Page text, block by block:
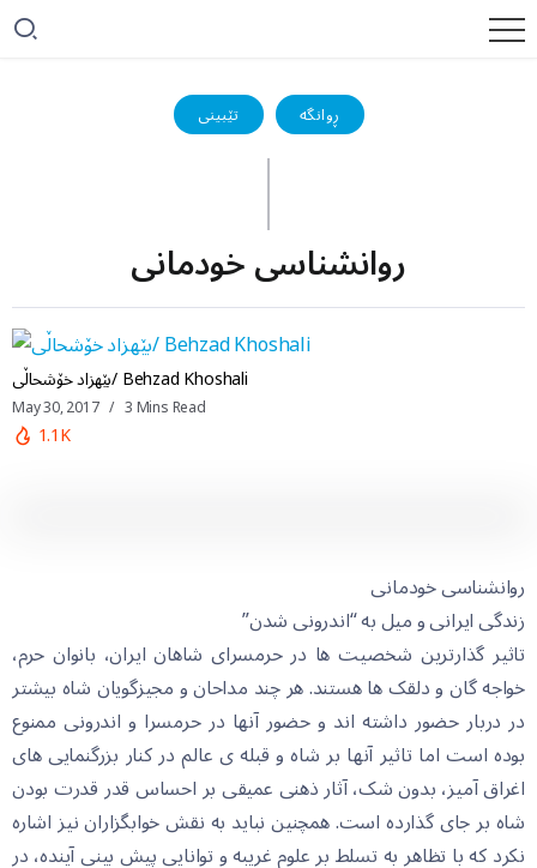
تێبینی ڕوانگە
روانشناسی خودمانی
بێهزاد خۆشحاڵی/ Behzad Khoshali
May 30, 2017 3 Mins Read
1.1K
روانشناسی خودمانی
زندگی ایرانی و میل به “اندرونی شدن”
تاثیر گذارترین شخصیت ها در حرمسرای شاهان ایران، بانوان حرم،
خواجه گان و دلقک ها هستند. هر چند مداحان و مجیزگویان شاه بیشتر
در دربار حضور داشته اند و حضور آنها در حرمسرا و اندرونی ممنوع
بوده است اما تاثیر آنها بر شاه و قبله ی عالم در کنار بزرگنمایی های
اغراق آمیز، بدون شک، آثار ذهنی عمیقی بر احساس قدر قدرت بودن
شاه بر جای گذارده است. همچنین نباید به نقش خوابگزاران نیز اشاره
نکرد که با تظاهر به تسلط بر علوم غریبه و توانایی پیش بینی آینده، در